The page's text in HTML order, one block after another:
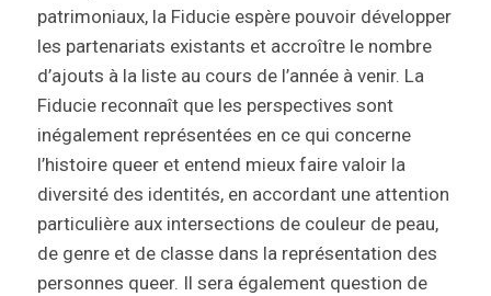
patrimoniaux, la Fiducie espère pouvoir développer
les partenariats existants et accroître le nombre
d’ajouts à la liste au cours de l’année à venir. La
Fiducie reconnaît que les perspectives sont
inégalement représentées en ce qui concerne
l’histoire queer et entend mieux faire valoir la
diversité des identités, en accordant une attention
particulière aux intersections de couleur de peau,
de genre et de classe dans la représentation des
personnes queer. Il sera également question de